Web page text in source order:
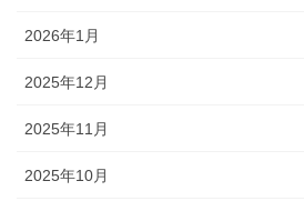
2026年1月
2025年12月
2025年11月
2025年10月